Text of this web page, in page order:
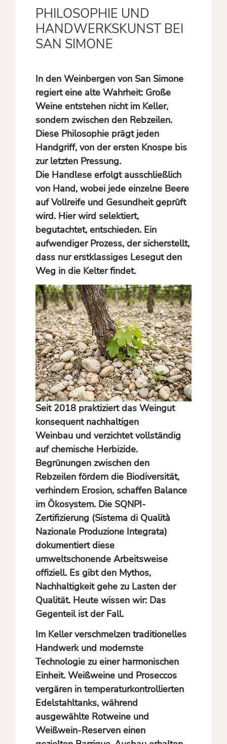
PHILOSOPHIE UND
HANDWERKSKUNST BEI
SAN SIMONE
In den Weinbergen von San Simone
regiert eine alte Wahrheit: Große
Weine entstehen nicht im Keller,
sondern zwischen den Rebzeilen.
Diese Philosophie prägt jeden
Handgriff, von der ersten Knospe bis
zur letzten Pressung.
Die Handlese erfolgt ausschließlich
von Hand, wobei jede einzelne Beere
auf Vollreife und Gesundheit geprüft
wird. Hier wird selektiert,
begutachtet, entschieden. Ein
aufwendiger Prozess, der sicherstellt,
dass nur erstklassiges Lesegut den
Weg in die Kelter findet.
Seit 2018 praktiziert das Weingut
konsequent nachhaltigen
Weinbau und verzichtet vollständig
auf chemische Herbizide.
Begrünungen zwischen den
Rebzeilen fördern die Biodiversität,
verhindern Erosion, schaffen Balance
im Ökosystem. Die SQNPI-
Zertifizierung (Sistema di Qualità
Nazionale Produzione Integrata)
dokumentiert diese
umweltschonende Arbeitsweise
offiziell. Es gibt den Mythos,
Nachhaltigkeit gehe zu Lasten der
Qualität. Heute wissen wir: Das
Gegenteil ist der Fall.
Im Keller verschmelzen traditionelles
Handwerk und modernste
Technologie zu einer harmonischen
Einheit. Weißweine und Proseccos
vergären in temperaturkontrollierten
Edelstahltanks, während
ausgewählte Rotweine und
Weißwein-Reserven einen